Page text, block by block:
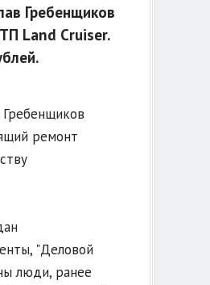
Гребенщиков
Land Cruiser.
Гребенщиков
ремонт
"Деловой
люди, ранее